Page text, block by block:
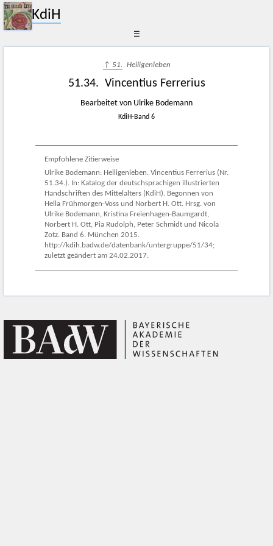
KdiH
☰
↑ 51. Heiligenleben
51.34. Vincentius Ferrerius
Bearbeitet von Ulrike Bodemann
KdiH-Band 6
Empfohlene Zitierweise
Ulrike Bodemann: Heiligenleben. Vincentius Ferrerius (Nr.
51.34.). In: Katalog der deutschsprachigen illustrierten
Handschriften des Mittelalters (KdiH). Begonnen von
Hella Frühmorgen-Voss und Norbert H. Ott. Hrsg. von
Ulrike Bodemann, Kristina Freienhagen-Baumgardt,
Norbert H. Ott, Pia Rudolph, Peter Schmidt und Nicola
Zotz. Band 6. München 2015.
http://kdih.badw.de/datenbank/untergruppe/51/34;
zuletzt geändert am 24.02.2017.